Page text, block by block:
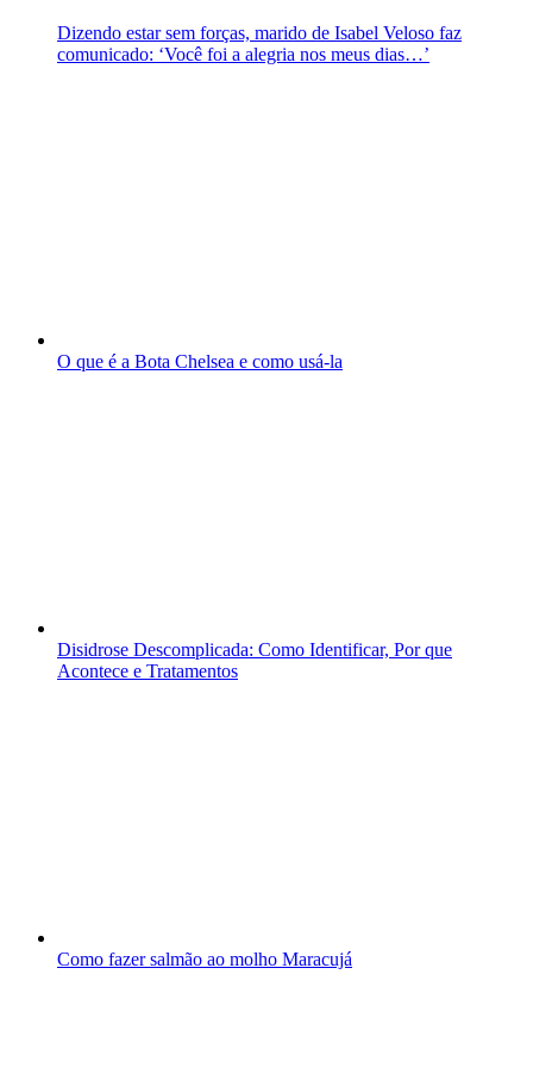
Dizendo estar sem forças, marido de Isabel Veloso faz
comunicado: ‘Você foi a alegria nos meus dias…’
O que é a Bota Chelsea e como usá-la
Disidrose Descomplicada: Como Identificar, Por que
Acontece e Tratamentos
Como fazer salmão ao molho Maracujá